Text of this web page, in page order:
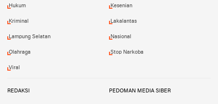
Hukum Kesenian
Kriminal Lakalantas
Lampung Selatan Nasional
Olahraga Stop Narkoba
Viral
REDAKSI PEDOMAN MEDIA SIBER